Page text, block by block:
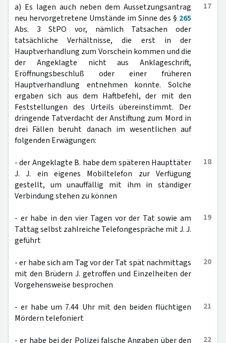
17
a) Es lagen auch neben dem Aussetzungsantrag
neu hervorgetretene Umstände im Sinne des § 265
Abs. 3 StPO vor, nämlich Tatsachen oder
tatsächliche Verhältnisse, die erst in der
Hauptverhandlung zum Vorschein kommen und die
der Angeklagte nicht aus Anklageschrift,
Eröffnungsbeschluß oder einer früheren
Hauptverhandlung entnehmen konnte. Solche
ergaben sich aus dem Haftbefehl, der mit den
Feststellungen des Urteils übereinstimmt. Der
dringende Tatverdacht der Anstiftung zum Mord in
drei Fällen beruht danach im wesentlichen auf
folgenden Erwägungen:
18
- der Angeklagte B. habe dem späteren Haupttäter
J. J. ein eigenes Mobiltelefon zur Verfügung
gestellt, um unauffällig mit ihm in ständiger
Verbindung stehen zu können
19
- er habe in den vier Tagen vor der Tat sowie am
Tattag selbst zahlreiche Telefongespräche mit J. J.
geführt
20
- er habe sich am Tag vor der Tat spät nachmittags
mit den Brüdern J. getroffen und Einzelheiten der
Vorgehensweise besprochen
21
- er habe um 7.44 Uhr mit den beiden flüchtigen
Mördern telefoniert
22
- er habe bei der Polizei falsche Angaben über den